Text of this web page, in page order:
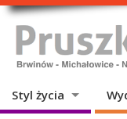
Styl życia